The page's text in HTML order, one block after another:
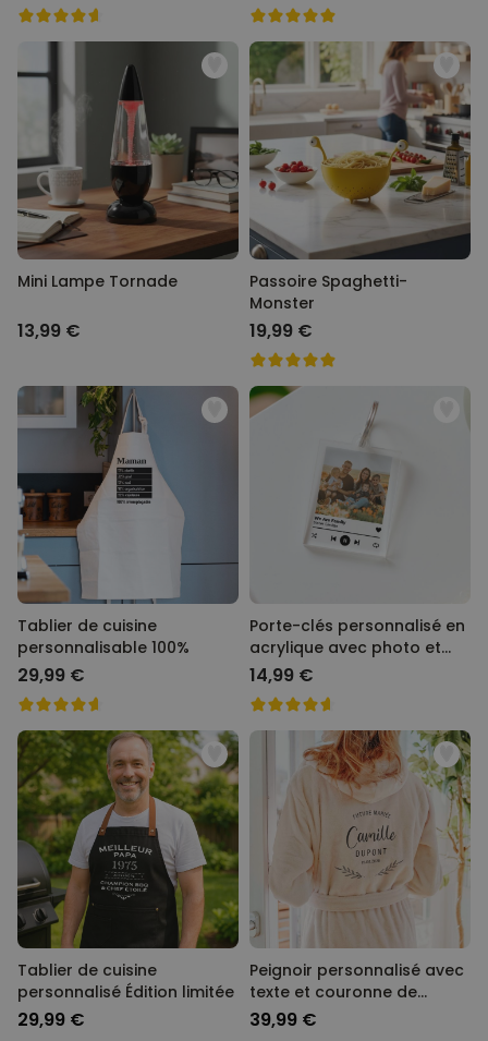
Mini Lampe Tornade
13,99 €
Passoire Spaghetti-
Monster
19,99 €
Tablier de cuisine
personnalisable 100%
29,99 €
Porte-clés personnalisé en
acrylique avec photo et
chanson
14,99 €
Tablier de cuisine
personnalisé Édition limitée
29,99 €
Peignoir personnalisé avec
texte et couronne de
laurier
39,99 €